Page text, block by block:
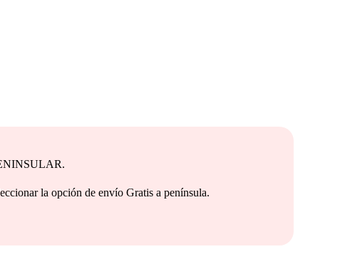
de envío Gratis a península.